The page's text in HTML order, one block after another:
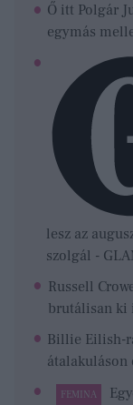
Ő itt Polgár
egymás
lesz az
szolgál -
Russell
brutálisan ki
Billie Eilish-
átalakuláson
FEMINA